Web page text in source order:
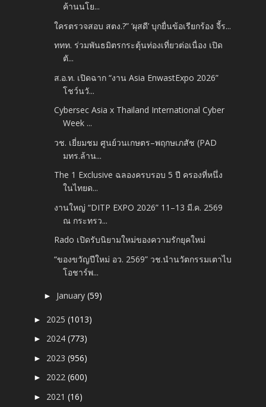
ค้านนโย...
ใครตรวจสอบ สตง.?” ‘ผุสดี’ บุกยื่นข้อเรียกร้อง จี้ร...
ททท. ร่วมพันธมิตรกระตุ้นท่องเที่ยวต่อเนื่อง เปิด
ตั...
ส.อ.ท. เปิดฉาก “งาน Asia EnwastExpo 2026”
โชว์นวั...
Cybersec Asia x Thailand International Cyber
Week ...
วช. เยี่ยมชม ศูนย์วนเกษตร–พฤกษเภสัช (PAD
มทร.ล้าน...
The 1 Exclusive ฉลองครบรอบ 5 ปี ครองที่หนึ่ง
ในไทยด...
งานใหญ่ “DITP EXPO 2026” 11–13 มี.ค. 2569
ณ กระทรว...
Rado เปิดรับนิยามใหม่ของความรักยุคใหม่
“ของขวัญปีใหม่ อว. 2569” วช.นำนวัตกรรมเตาไบ
โอชาร์พ...
► January(59)
► 2025(1013)
► 2024(773)
► 2023(956)
► 2022(600)
► 2021(16)